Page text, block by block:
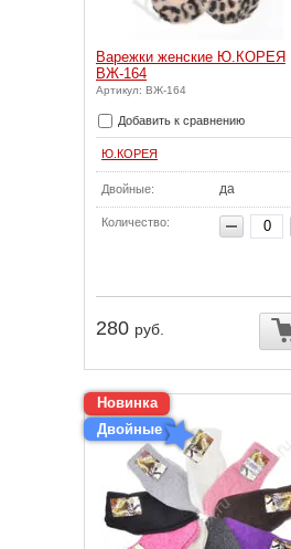
Варежки женские Ю.КОРЕЯ
ВЖ-164
Артикул: ВЖ-164
Добавить к сравнению
Ю.КОРЕЯ
Двойные: да
Количество:
280 руб.
Новинка
Двойные